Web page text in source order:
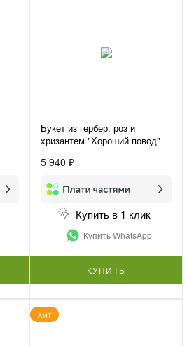
Букет из гербер, роз и
хризантем "Хороший повод"
5 940 ₽
Купить в 1 клик
Купить WhatsApp
КУПИТЬ
Хит